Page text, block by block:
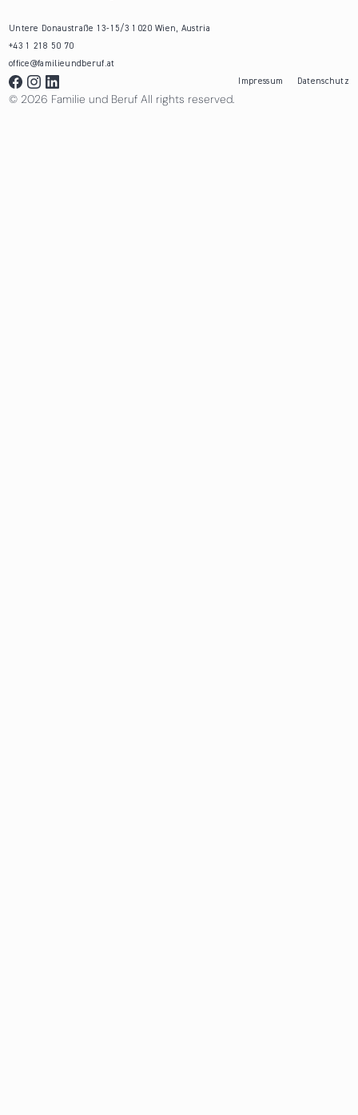
Untere Donaustraße 13-15/3 1020 Wien, Austria
+43 1 218 50 70
office@familieundberuf.at
Impressum
Datenschutz
© 2026 Familie und Beruf All rights reserved.